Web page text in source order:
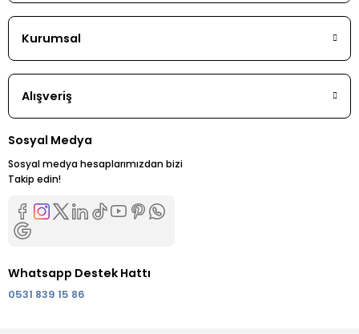
Kurumsal
Alışveriş
Sosyal Medya
Sosyal medya hesaplarımızdan bizi
Takip edin!
Whatsapp Destek Hattı
0531 839 15 86